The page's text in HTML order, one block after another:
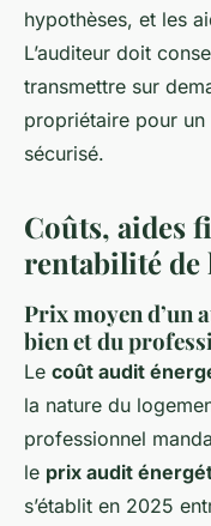
hypothèses, et les
L’auditeur doit
transmettre sur
propriétaire pour
sécurisé.
Coûts, aides
rentabilité de
Prix moyen d’un
bien et du
Le coût audit
la nature du
professionnel
le prix audit
s’établit en 2025